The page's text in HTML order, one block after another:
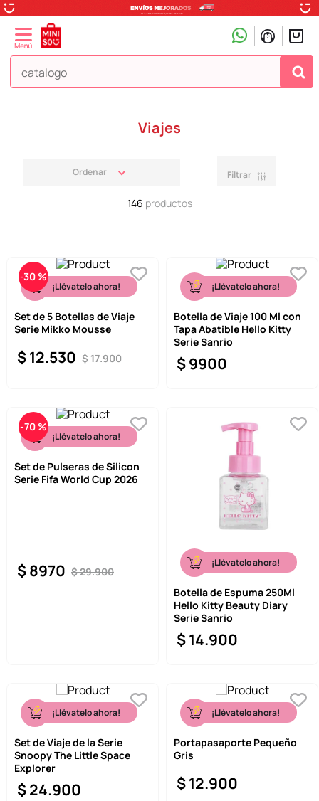
¿Qué estás buscando hoy?
Viajes
Filtrar
146 productos
-30 %
¡Llévatelo ahora!
Set de 5 Botellas de Viaje
Serie Mikko Mousse
$17.900
$12.530
¡Llévatelo ahora!
Botella de Viaje 100 Ml con
Tapa Abatible Hello Kitty
Serie Sanrio
$9900
-70 %
¡Llévatelo ahora!
Set de Pulseras de Silicon
Serie Fifa World Cup 2026
$29.900
$8970 ¡Llévatelo ahora!
Botella de Espuma 250Ml
Hello Kitty Beauty Diary
Serie Sanrio
$14.900
¡Llévatelo ahora!
Set de Viaje de la Serie
Snoopy The Little Space
Explorer
$24.900
¡Llévatelo ahora!
Portapasaporte Pequeño
Gris
$12.900